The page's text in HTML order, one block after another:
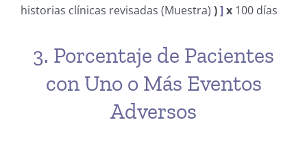
historias clínicas revisadas (Muestra) )]x100 días
3. Porcentaje de Pacientes
con Uno o Más Eventos
Adversos